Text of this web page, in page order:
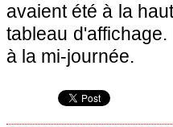
avaient été à la
tableau
à la mi-journée.